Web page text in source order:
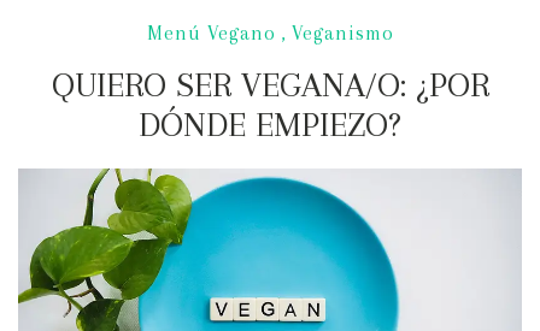
Menú Vegano , Veganismo
QUIERO SER VEGANA/O: ¿POR
DÓNDE EMPIEZO?